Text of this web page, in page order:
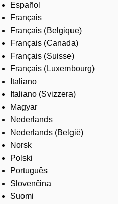
Español
Français
Français (Belgique)
Français (Canada)
Français (Suisse)
Français (Luxembourg)
Italiano
Italiano (Svizzera)
Magyar
Nederlands
Nederlands (België)
Norsk
Polski
Português
Slovenčina
Suomi